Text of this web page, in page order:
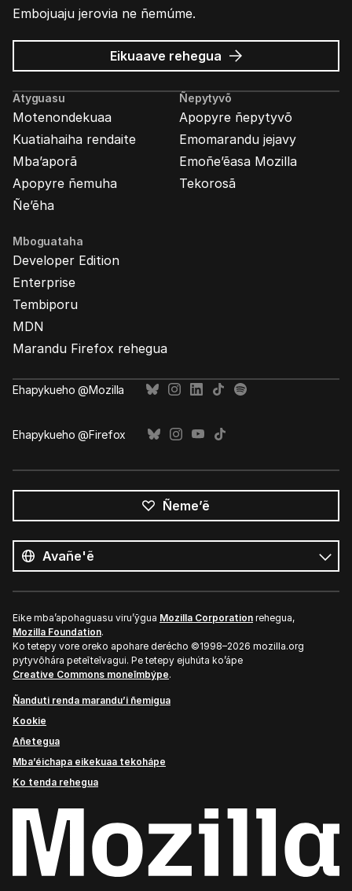
Embojuaju jerovia ne ñemúme.
Eikuaave Mozilla
marandu’i
rehegua
Atyguasu
Motenondekuaa
Kuatiahaiha rendaite
Mba’aporã
Apopyre ñemuha
Ñe’ẽha
Ñepytyvõ
Apopyre ñepytyvõ
Emomarandu jejavy
Emoñe’ẽasa Mozilla
Tekorosã
Mboguataha
Developer Edition
Enterprise
Tembiporu
MDN
Marandu Firefox rehegua
Ehapykueho @Mozilla
Ehapykueho @Firefox
Ñeme’ẽ
ñe’ẽ
Ñe’ẽ
Eike mba’apohaguasu viru’ỹgua Mozilla Corporation rehegua,
Mozilla Foundation.
Ko tetepy vore oreko apohare derécho ©1998–2026 mozilla.org
pytyvõhára peteĩteĩvagui. Pe tetepy ejuhúta ko’ápe
Creative Commons moneĩmbýpe.
Ñanduti renda marandu’i ñemigua
Kookie
Añetegua
Mba’éichapa eikekuaa tekohápe
Ko tenda rehegua